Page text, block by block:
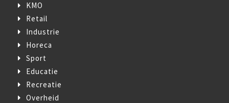
KMO
Retail
Industrie
Horeca
Sport
Educatie
Recreatie
Overheid